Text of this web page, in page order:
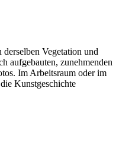
Vegetation und
aufgebauten, zunehmenden
Im Arbeitsraum oder im
Kunstgeschichte